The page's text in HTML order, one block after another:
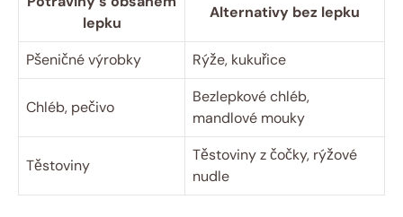
lepku
Alternativy bez lepku
Pšeničné výrobky Rýže, kukuřice
Chléb, pečivo
Bezlepkové chléb,
mandlové mouky
Těstoviny
Těstoviny z čočky, rýžové
nudle